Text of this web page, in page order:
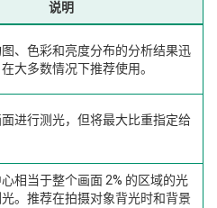
说明
、色彩和亮度分布的分析结果迅
大多数情况下推荐使用。
进行测光，但将最大比重指定给
相当于整个画面 2% 的区域的光
。推荐在拍摄对象背光时和背景